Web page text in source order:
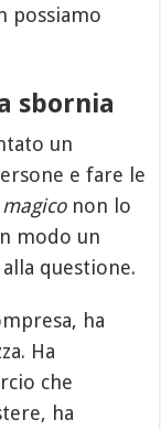
possiamo
sbornia
un
e fare le
non lo
modo un
questione.
ha
Ha
che
ha